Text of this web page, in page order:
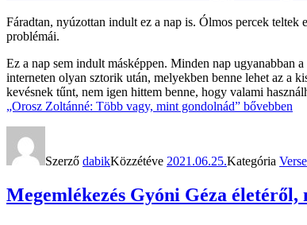
Fáradtan, nyúzottan indult ez a nap is. Ólmos percek
problémái.
Ez a nap sem indult másképpen. Minden nap
interneten olyan sztorik után, melyekben benne lehet az a
kevésnek tűnt, nem igen hittem benne, hogy valami
„Orosz Zoltánné: Több vagy, mint gondolnád” bővebben
Szerző dabikKözzétéve 2021.06.25.Kategória
Megemlékezés Gyóni Géza életéről,